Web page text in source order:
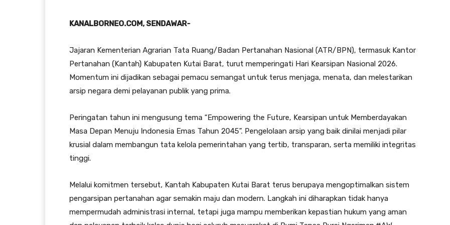
KANALBORNEO.COM, SENDAWAR-
Jajaran Kementerian Agrarian Tata Ruang/Badan Pertanahan Nasional (ATR/BPN), termasuk Kantor
Pertanahan (Kantah) Kabupaten Kutai Barat, turut memperingati Hari Kearsipan Nasional 2026.
Momentum ini dijadikan sebagai pemacu semangat untuk terus menjaga, menata, dan melestarikan
arsip negara demi pelayanan publik yang prima.
Peringatan tahun ini mengusung tema “Empowering the Future, Kearsipan untuk Memberdayakan
Masa Depan Menuju Indonesia Emas Tahun 2045”. Pengelolaan arsip yang baik dinilai menjadi pilar
krusial dalam membangun tata kelola pemerintahan yang tertib, transparan, serta memiliki integritas
tinggi.
Melalui komitmen tersebut, Kantah Kabupaten Kutai Barat terus berupaya mengoptimalkan sistem
pengarsipan pertanahan agar semakin maju dan modern. Langkah ini diharapkan tidak hanya
mempermudah administrasi internal, tetapi juga mampu memberikan kepastian hukum yang aman